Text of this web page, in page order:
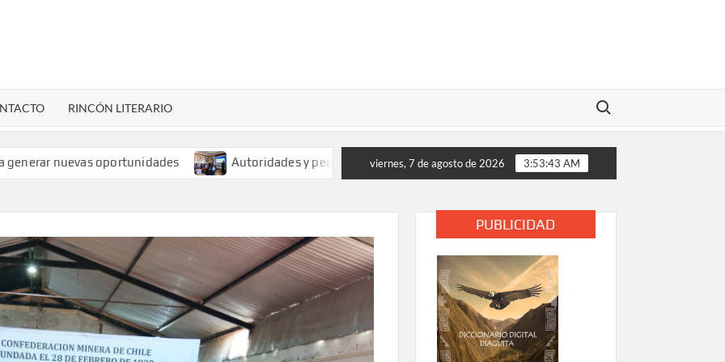
RINCÓN LITERARIO
Buscar:
nuevas oportunidades Autoridades y pequeños mineros analizan medidas de apoyo tras daños provocados por el
viernes, 7 de agosto de 2026 3:53:44 AM
PUBLICIDAD